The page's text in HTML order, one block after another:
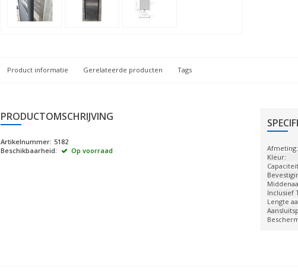
Product informatie Gerelateerde producten Tags
PRODUCTOMSCHRIJVING
Artikelnummer: 5182
Beschikbaarheid:
Op voorraad Afmeting:
Kleur:
Inclusief
Lengte